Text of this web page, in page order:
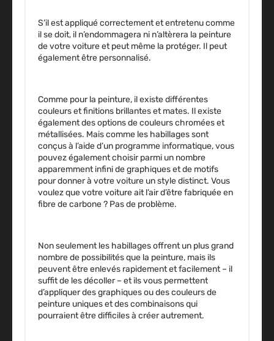
S’il est appliqué correctement et entretenu comme
il se doit, il n’endommagera ni n’altèrera la peinture
de votre voiture et peut même la protéger. Il peut
également être personnalisé.
Comme pour la peinture, il existe différentes
couleurs et finitions brillantes et mates. Il existe
également des options de couleurs chromées et
métallisées. Mais comme les habillages sont
conçus à l’aide d’un programme informatique, vous
pouvez également choisir parmi un nombre
apparemment infini de graphiques et de motifs
pour donner à votre voiture un style distinct. Vous
voulez que votre voiture ait l’air d’être fabriquée en
fibre de carbone ? Pas de problème.
Non seulement les habillagesoffrent un plus grand
nombre de possibilités que la peinture, mais ils
peuvent être enlevés rapidement et facilement – il
suffit de les décoller – et ils vous permettent
d’appliquer des graphiques ou des couleurs de
peinture uniques et des combinaisons qui
pourraient être difficiles à créer autrement.